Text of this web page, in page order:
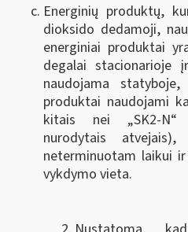
Energinių produktų,
dioksido dedamoji,
energiniai produktai
degalai stacionarioje
naudojama
produktai naudojami
kitais nei „SK2-N“
nurodytais
neterminuotam laikui
vykdymo vieta.